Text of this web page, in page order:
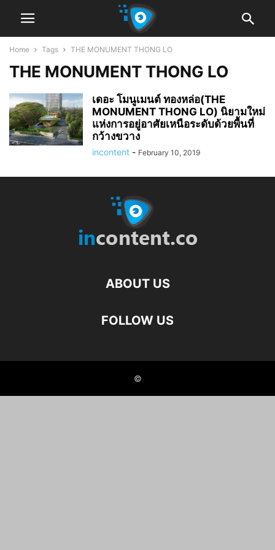
Home Tags THE MONUMENT THONG LO
THE MONUMENT THONG LO
เดอะ โมนูเมนต์ ทองหล่อ(THE
MONUMENT THONG LO) นิยามใหม่
แห่งการอยู่อาศัยเหนือระดับด้วยพื้นที่
กว้างขวาง
incontent - February 10, 2019
ABOUT US
FOLLOW US
©